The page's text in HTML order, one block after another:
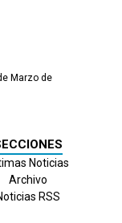
Marzo de
Noticias
Archivo
RSS